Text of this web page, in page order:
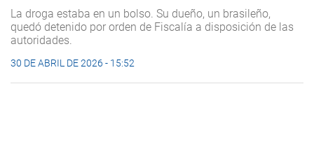
La droga estaba en un bolso. Su dueño, un brasileño,
quedó detenido por orden de Fiscalía a disposición de las
autoridades.
30 DE ABRIL DE 2026 - 15:52